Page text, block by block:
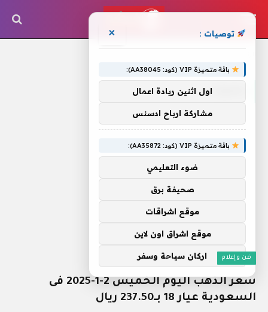
فن وإعلام
سعر الذهب اليوم الخميس 2-1-2025 فى
السعودية عيار 18 بـ237.50 ريال
توصيات : ×
باقة متميزة VIP (كود: AA38045):
اول اثنين ريادة اعمال
مشاركة ارباح ادسنس
باقة متميزة VIP (كود: AA35872):
ضوء التعليمي
صحيفة برق
موقع اشراقات
موقع اشراق اون لاين
اركان سياحة وسفر